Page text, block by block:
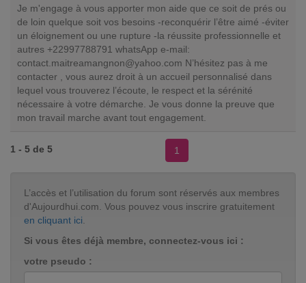
Je m'engage à vous apporter mon aide que ce soit de prés ou
de loin quelque soit vos besoins -reconquérir l’être aimé -éviter
un éloignement ou une rupture -la réussite professionnelle et
autres +22997788791 whatsApp e-mail:
contact.maitreamangnon@yahoo.com N’hésitez pas à me
contacter , vous aurez droit à un accueil personnalisé dans
lequel vous trouverez l’écoute, le respect et la sérénité
nécessaire à votre démarche. Je vous donne la preuve que
mon travail marche avant tout engagement.
1 - 5 de 5 1
L’accès et l’utilisation du forum sont réservés aux membres
d'Aujourdhui.com. Vous pouvez vous inscrire gratuitement
en cliquant ici.
Si vous êtes déjà membre, connectez-vous ici :
votre pseudo :